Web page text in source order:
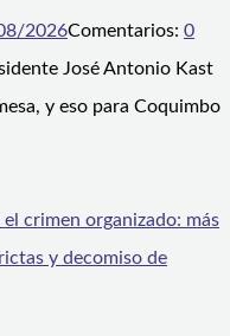
2026Comentarios: 0
José Antonio Kast
y eso para Coquimbo